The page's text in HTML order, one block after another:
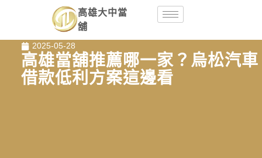
高雄大中當
舖
2025-05-28
高雄當舖推薦哪一家？烏松汽車
借款低利方案這邊看